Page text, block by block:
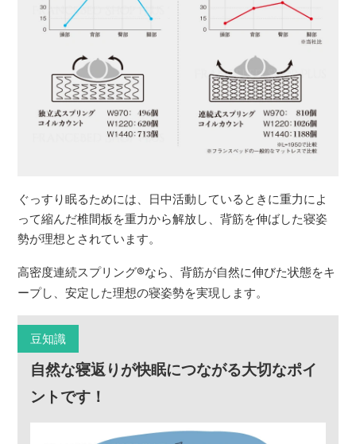
ぐっすり眠るためには、日中活動しているときに重力によ
って縮んだ椎間板を重力から解放し、背筋を伸ばした寝姿
勢が理想とされています。
高密度連続スプリング®なら、背筋が自然に伸びた状態をキ
ープし、安定した理想の寝姿勢を実現します。
豆知識
自然な寝返りが快眠につながる大切なポイ
ントです！